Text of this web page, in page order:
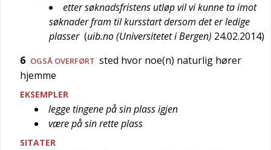
etter søknadsfristens utløp vil vi kunne ta imot
søknader fram til kursstart dersom det er ledige
plasser (uib.no (Universitetet i Bergen) 24.02.2014)
6 OGSÅ OVERFØRT sted hvor noe(n) naturlig hører
hjemme
EKSEMPLER
legge tingene på sin plass igjen
være på sin rette plass
SITATER